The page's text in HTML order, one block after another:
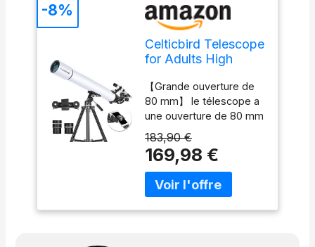
Celticbird Telescope
for Adults High
Telescopes for
Adults, Gifts for
Astronomy
Beginners, 80mm
Aperture, 900
Refractor Telescope
with AZ Mount
【Grande ouverture de
80 mm】 le télescope a
une ouverture de 80 mm
et une lentille en verre
optique entièrement
revêtue. La grande
ouverture peut capturer
plus de lumière, la lentille
183,90 €
169,98 €
-8%